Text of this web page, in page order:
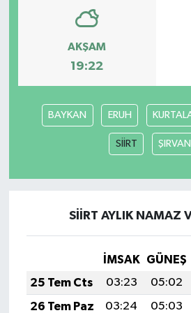
AKŞAM
19:22
BAYKAN ERUH
SİİRT ŞIRVAN
SİİRT AYLIK NAMAZ
İMSAK GÜNEŞ
25 Tem Cts
03:23 05:02
26 Tem Paz
03:24 05:03